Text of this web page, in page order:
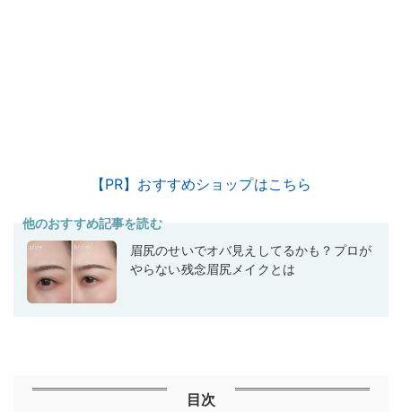
【PR】おすすめショップはこちら
他のおすすめ記事を読む
眉尻のせいでオバ見えしてるかも？プロが
やらない残念眉尻メイクとは
目次